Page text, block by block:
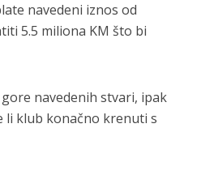
navedeni iznos od
5.5 miliona KM što bi
navedenih stvari, ipak
li klub konačno krenuti s